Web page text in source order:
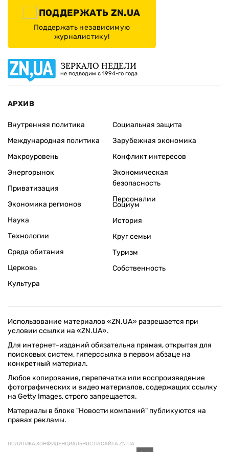
ПОДДЕРЖАТЬ ZN.UA
Поддержать независимую
журналистику!
ЗЕРКАЛО НЕДЕЛИ
не подводим с 1994-го года
АРХИВ
Внутренняя политика
Международная политика
Макроуровень
Энергорынок
Приватизация
Экономика регионов
Социальная защита
Зарубежная экономика
Конфликт интересов
Экономическая
безопасность
Персоналии
Наука
Технологии
Среда обитания
Церковь
Культура
Социум
История
Круг семьи
Туризм
Собственность
Использование материалов «ZN.UA» разрешается при
условии ссылки на «ZN.UA».
Для интернет-изданий обязательна прямая, открытая для
поисковых систем, гиперссылка в первом абзаце на
конкретный материал.
Любое копирование, перепечатка или воспроизведение
фотографических и видео материалов, содержащих ссылку
на Getty Images, строго запрещается.
Материалы в блоке "Новости компаний" публикуются на
правах рекламы.
ПОЛИТИКА КОНФИДЕНЦИАЛЬНОСТИ САЙТА ZN.UA